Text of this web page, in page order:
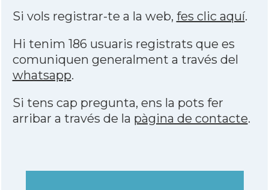
Si vols registrar-te a la web, fes clic aquí.
Hi tenim 186 usuaris registrats que es
comuniquen generalment a través del
whatsapp.
Si tens cap pregunta, ens la pots fer
arribar a través de la pàgina de contacte.